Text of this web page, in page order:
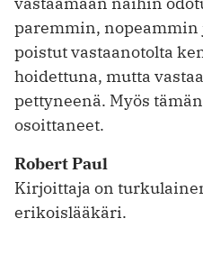
paremmin, nopeammin
poistut vastaanotolta
hoidettuna, mutta
pettyneenä. Myös
osoittaneet.
Robert Paul
Kirjoittaja on
erikoislääkäri.